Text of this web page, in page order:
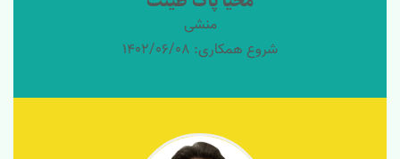
منشی
شروع همکاری: 1402/06/08